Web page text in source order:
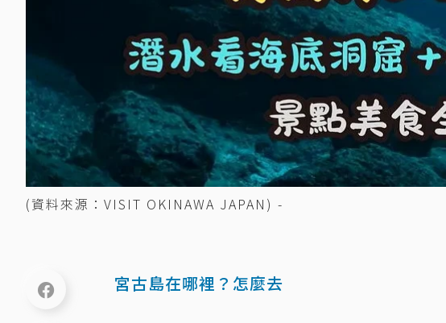
(資料來源：VISIT OKINAWA JAPAN) -
宮古島在哪裡？怎麼去